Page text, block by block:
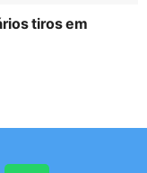
tiros em